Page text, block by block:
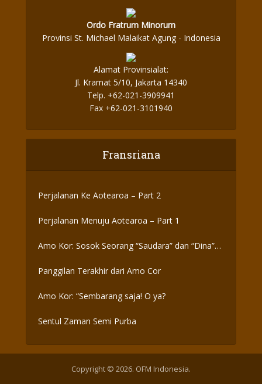
Ordo Fratrum Minorum
Provinsi St. Michael Malaikat Agung - Indonesia
Alamat Provinsialat:
Jl. Kramat 5/10, Jakarta 14340
Telp. +62-021-3909941
Fax +62-021-3101940
Fransriana
Perjalanan Ke Aotearoa – Part 2
Perjalanan Menuju Aotearoa – Part 1
Amo Kor: Sosok Seorang “Saudara” dan “Dina”
Panggilan Terakhir dari Amo Cor
Amo Kor: “Sembarang saja! O ya?
Sentul Zaman Semi Purba
Copyright © 2026. OFM Indonesia.